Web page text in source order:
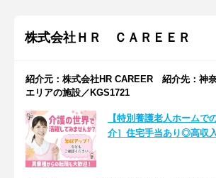
株式会社ＨＲ ＣＡＲＥＥＲ
紹介元：株式会社HR CAREER 紹介先：神
エリアの施設／KGS1721
【特別養護老人ホームで
介］住宅手当あり◎高収